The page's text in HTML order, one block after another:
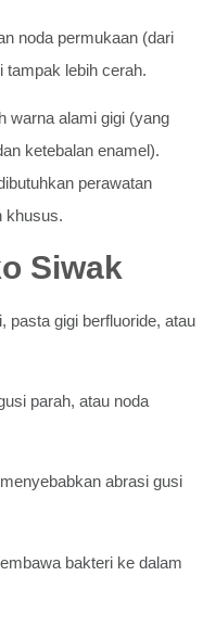
noda permukaan (dari
tampak lebih cerah.
warna alami gigi (yang
ketebalan enamel).
perawatan
khusus.
Siwak
pasta gigi berfluoride, atau
parah, atau noda
abrasi gusi
bakteri ke dalam